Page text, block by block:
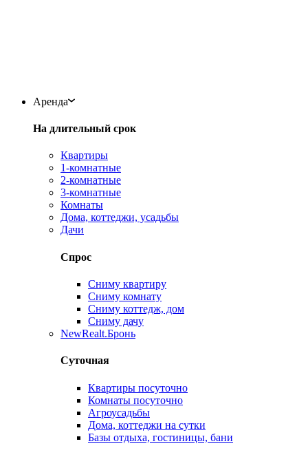
Аренда
На длительный срок
Квартиры
1-комнатные
2-комнатные
3-комнатные
Комнаты
Дома, коттеджи, усадьбы
Дачи
Спрос
Сниму квартиру
Сниму комнату
Сниму коттедж, дом
Сниму дачу
NewRealt.Бронь
Суточная
Квартиры посуточно
Комнаты посуточно
Агроусадьбы
Дома, коттеджи на сутки
Базы отдыха, гостиницы, бани